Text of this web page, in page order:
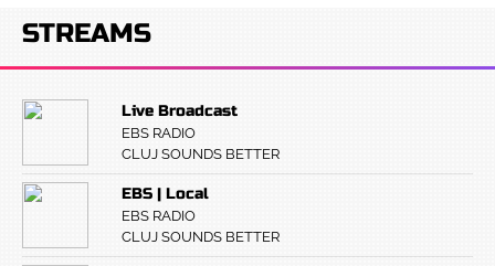
STREAMS
Live Broadcast
EBS RADIO
CLUJ SOUNDS BETTER
EBS | Local
EBS RADIO
CLUJ SOUNDS BETTER